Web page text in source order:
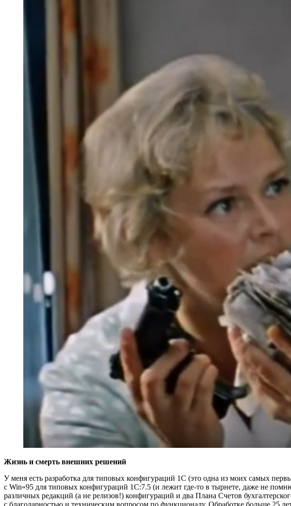
Жизнь и смерть внешних решений
У меня есть разработка для типовых конфигураций 1С (это одна из моих самых
с Win«95 для типовых конфигураций 1С:7.5 (и лежит где‑то в тырнете, даже не
различных редакций (а не релизов!) конфигураций и два Плана Счетов